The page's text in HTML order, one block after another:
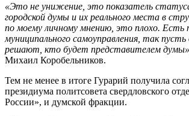
«Это не унижение, это показатель
городской думы и их реального места в
по моему личному мнению, это плохо. Есть
муниципального самоуправления, так
решают, кто будет представителем думы»
Михаил Коробельников.
Тем не менее в итоге Гурарий получила
президиума политсовета свердловского
России», и думской фракции.